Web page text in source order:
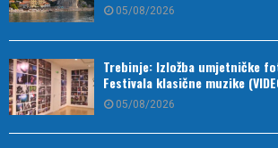
05/08/2026
Trebinje: Izložba umjetničke
Festivala klasične muzike
05/08/2026